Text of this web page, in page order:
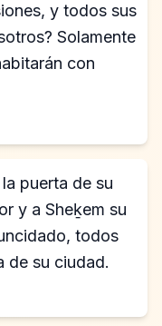
y todos sus
Solamente
con
puerta de su
y a Sheḵem su
todos
de su ciudad.